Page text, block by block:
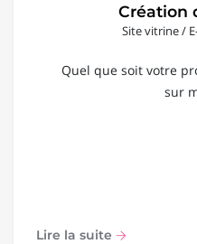
Création
Site vitrine /
Quel que soit votre
sur
Lire la suite